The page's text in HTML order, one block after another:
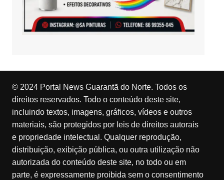
© 2024 Portal News Guarantã do Norte. Todos os
direitos reservados. Todo o conteúdo deste site,
incluindo textos, imagens, gráficos, vídeos e outros
materiais, são protegidos por leis de direitos autorais
e propriedade intelectual. Qualquer reprodução,
distribuição, exibição pública, ou outra utilização não
autorizada do conteúdo deste site, no todo ou em
parte, é expressamente proibida sem o consentimento